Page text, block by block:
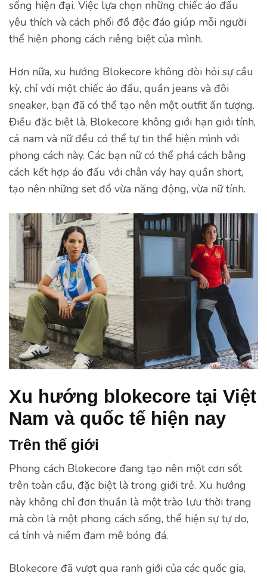
sống hiện đại. Việc lựa chọn những chiếc áo đấu
yêu thích và cách phối đồ độc đáo giúp mỗi người
thể hiện phong cách riêng biệt của mình.
Hơn nữa, xu hướng Blokecore không đòi hỏi sự cầu
kỳ, chỉ với một chiếc áo đấu, quần jeans và đôi
sneaker, bạn đã có thể tạo nên một outfit ấn tượng.
Điều đặc biệt là, Blokecore không giới hạn giới tính,
cả nam và nữ đều có thể tự tin thể hiện mình với
phong cách này. Các bạn nữ có thể phá cách bằng
cách kết hợp áo đấu với chân váy hay quần short,
tạo nên những set đồ vừa năng động, vừa nữ tính.
Xu hướng blokecore tại Việt
Nam và quốc tế hiện nay
Trên thế giới
Phong cách Blokecore đang tạo nên một cơn sốt
trên toàn cầu, đặc biệt là trong giới trẻ. Xu hướng
này không chỉ đơn thuần là một trào lưu thời trang
mà còn là một phong cách sống, thể hiện sự tự do,
cá tính và niềm đam mê bóng đá.
Blokecore đã vượt qua ranh giới của các quốc gia,